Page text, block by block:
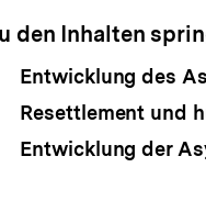
den Inhalten
Entwicklung des
Resettlement und
Entwicklung der